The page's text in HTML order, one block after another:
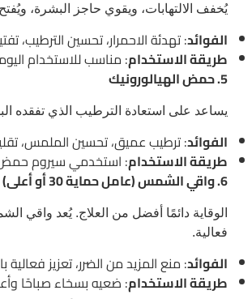
يُخفف الالتهابات، ويقوي حاجز البشرة، ويُفتح
الفوائد: تهدئة الاحمرار، تحسين الترطيب،
طريقة الاستخدام: مناسب للاستخدام
5. حمض الهيالورونيك
يساعد على استعادة الترطيب الذي
الفوائد: ترطيب عميق، تحسين الملمس،
طريقة الاستخدام: استخدمي سيروم حمض
6. واقي الشمس (عامل حماية 30 أو أعلى)
الوقاية دائمًا أفضل من العلاج. يُعد واقي
فعالية.
الفوائد: منع المزيد من الضرر، تعزيز فعالية
طريقة الاستخدام: ضعيه بسخاء صباحًا